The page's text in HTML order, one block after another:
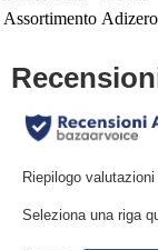
Assortimento Adizero